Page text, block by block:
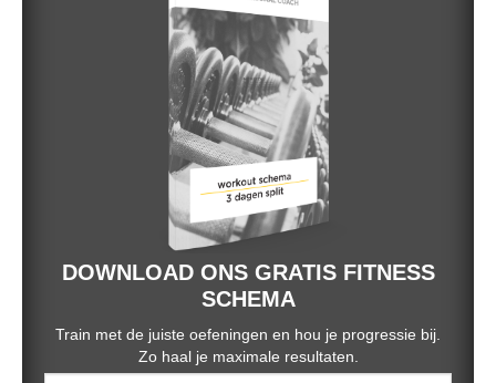
DOWNLOAD ONS GRATIS FITNESS
SCHEMA
Train met de juiste oefeningen en hou je progressie bij.
Zo haal je maximale resultaten.